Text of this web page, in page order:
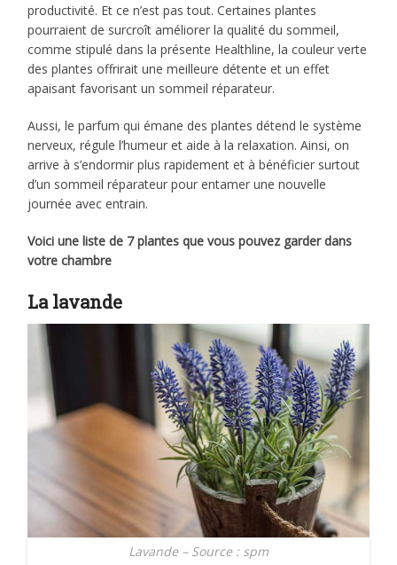
productivité. Et ce n’est pas tout. Certaines plantes
pourraient de surcroît améliorer la qualité du sommeil,
comme stipulé dans la présente Healthline, la couleur verte
des plantes offrirait une meilleure détente et un effet
apaisant favorisant un sommeil réparateur.
Aussi, le parfum qui émane des plantes détend le système
nerveux, régule l’humeur et aide à la relaxation. Ainsi, on
arrive à s’endormir plus rapidement et à bénéficier surtout
d’un sommeil réparateur pour entamer une nouvelle
journée avec entrain.
Voici une liste de 7 plantes que vous pouvez garder dans
votre chambre
La lavande
Lavande – Source : spm